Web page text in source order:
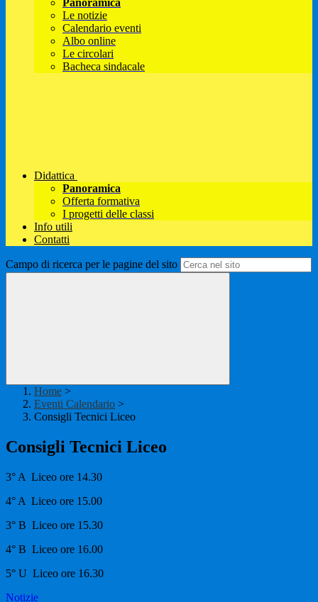
Panoramica
Le notizie
Calendario eventi
Albo online
Le circolari
Bacheca sindacale
Didattica
Panoramica
Offerta formativa
I progetti delle classi
Info utili
Contatti
Campo di ricerca per le pagine del sito
Home >
Eventi Calendario >
Consigli Tecnici Liceo
Consigli Tecnici Liceo
3° A Liceo ore 14.30
4° A Liceo ore 15.00
3° B Liceo ore 15.30
4° B Liceo ore 16.00
5° U Liceo ore 16.30
Notizie